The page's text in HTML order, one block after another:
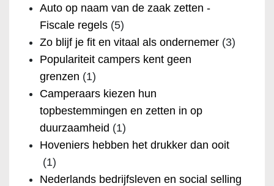
Auto op naam van de zaak zetten -
Fiscale regels (5)
Zo blijf je fit en vitaal als ondernemer (3)
Populariteit campers kent geen
grenzen (1)
Camperaars kiezen hun
topbestemmingen en zetten in op
duurzaamheid (1)
Hoveniers hebben het drukker dan ooit
(1)
Nederlands bedrijfsleven en social selling